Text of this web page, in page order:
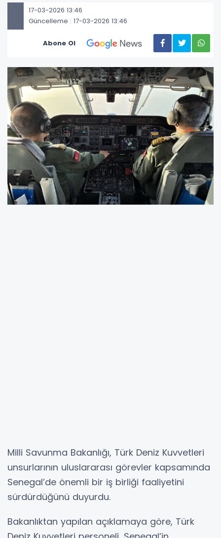
17-03-2026 13:46
Güncelleme : 17-03-2026 13:46
Abone Ol
Milli Savunma Bakanlığı, Türk Deniz Kuvvetleri
unsurlarının uluslararası görevler kapsamında
Senegal’de önemli bir iş birliği faaliyetini
sürdürdüğünü duyurdu.
Bakanlıktan yapılan açıklamaya göre, Türk